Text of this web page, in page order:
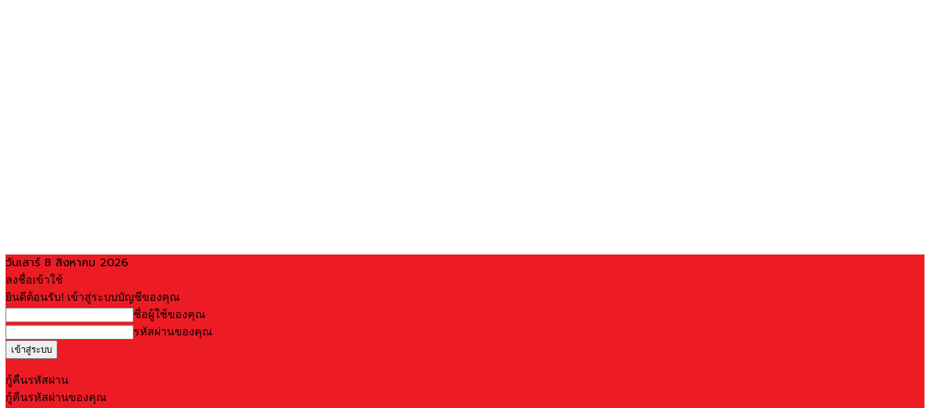
วันเสาร์ 8 สิงหาคม 2026
ลงชื่อเข้าใช้
ยินดีต้อนรับ! เข้าสู่ระบบบัญชีของคุณ
ชื่อผู้ใช้ของคุณ
รหัสผ่านของคุณ
กู้คืนรหัสผ่าน
กู้คืนรหัสผ่านของคุณ